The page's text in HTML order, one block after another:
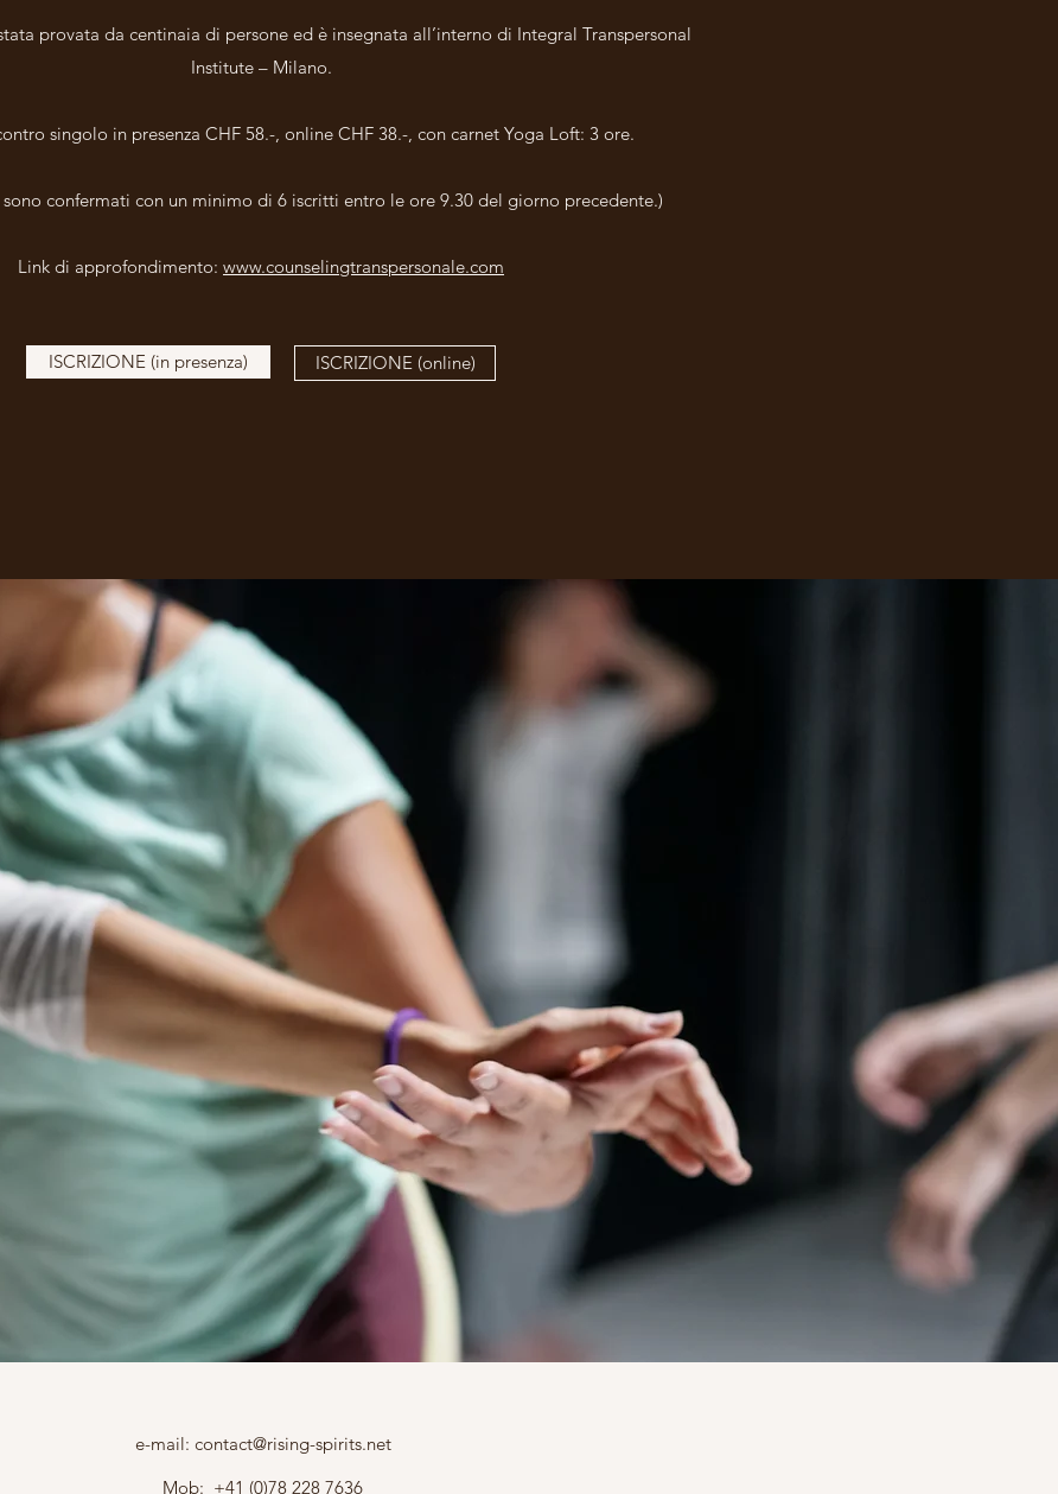
provata da centinaia di persone ed è insegnata all’interno di Integral Transpersonal
Institute – Milano.
singolo in presenza CHF 58.-, online CHF 38.-, con carnet Yoga Loft: 3 ore.
confermati con un minimo di 6 iscritti entro le ore 9.30 del giorno precedente.)
Link di approfondimento: www.counselingtranspersonale.com
ISCRIZIONE (in presenza) ISCRIZIONE (online)
e-mail: contact@rising-spirits.net
Mob: +41 (0)78 228 7636